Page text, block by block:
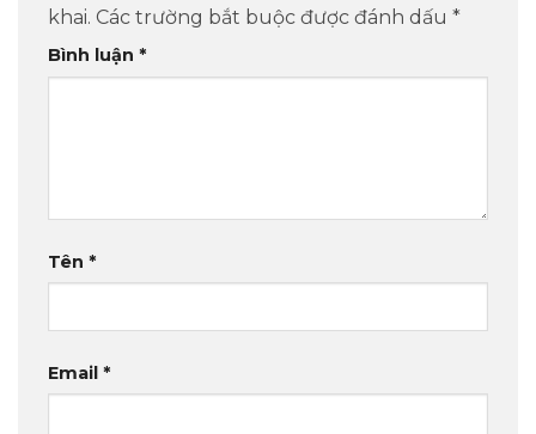
khai. Các trường bắt buộc được đánh dấu *
Bình luận *
Tên *
Email *